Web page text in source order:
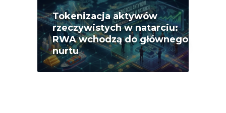
Tokenizacja aktywów
rzeczywistych w natarciu:
RWA wchodzą do głównego
nurtu